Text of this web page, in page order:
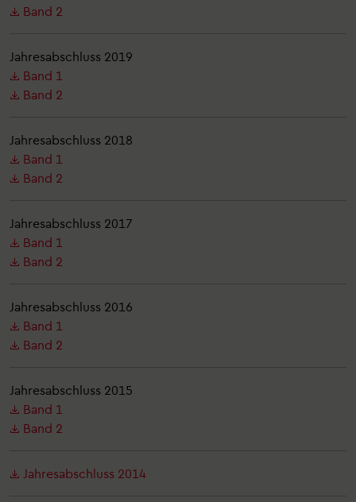
Band 2
Jahresabschluss 2019
Band 1
Band 2
Jahresabschluss 2018
Band 1
Band 2
Jahresabschluss 2017
Band 1
Band 2
Jahresabschluss 2016
Band 1
Band 2
Jahresabschluss 2015
Band 1
Band 2
Jahresabschluss 2014